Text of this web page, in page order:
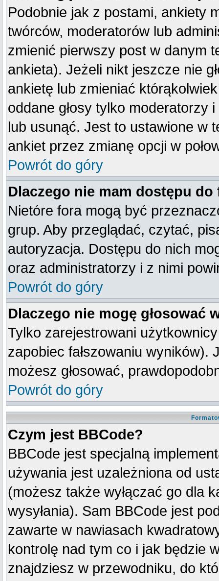
Podobnie jak z postami, ankiety
twórców, moderatorów lub
zmienić pierwszy post w danym
ankieta). Jeżeli nikt jeszcze nie
ankietę lub zmieniać
oddane głosy tylko moderatorzy
lub usunąć. Jest to ustawione w
ankiet przez zmianę opcji w
Powrót do góry
Dlaczego nie mam dostępu do
Nietóre fora mogą być
grup. Aby przeglądać, czytać,
autoryzacja. Dostępu do nich
oraz administratorzy i z nimi
Powrót do góry
Dlaczego nie mogę głosować
Tylko zarejestrowani
zapobiec fałszowaniu wyników).
możesz głosować,
Powrót do góry
Czym jest BBCode?
BBCode jest specjalną
używania jest uzależniona od
(możesz także wyłączać go dla
wysyłania). Sam BBCode jest
zawarte w nawiasach
kontrolę nad tym co i jak będzie
znajdziesz w przewodniku, do